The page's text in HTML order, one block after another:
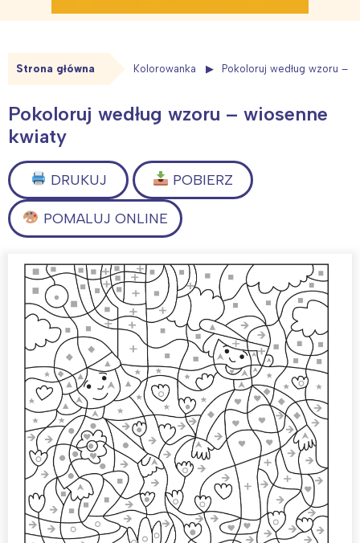
Strona główna Kolorowanka Pokoloruj według wzoru –
Pokoloruj według wzoru – wiosenne
kwiaty
DRUKUJ POBIERZ
POMALUJ ONLINE